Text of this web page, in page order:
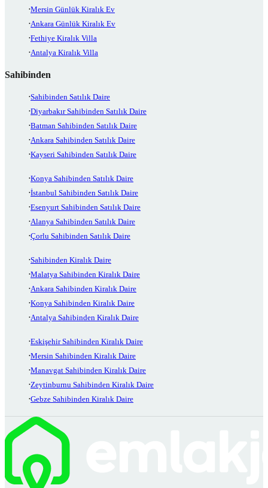
Mersin Günlük Kiralık Ev
Ankara Günlük Kiralık Ev
Fethiye Kiralık Villa
Antalya Kiralık Villa
Sahibinden
Sahibinden Satılık Daire
Diyarbakır Sahibinden Satılık Daire
Batman Sahibinden Satılık Daire
Ankara Sahibinden Satılık Daire
Kayseri Sahibinden Satılık Daire
Konya Sahibinden Satılık Daire
İstanbul Sahibinden Satılık Daire
Esenyurt Sahibinden Satılık Daire
Alanya Sahibinden Satılık Daire
Çorlu Sahibinden Satılık Daire
Sahibinden Kiralık Daire
Malatya Sahibinden Kiralık Daire
Ankara Sahibinden Kiralık Daire
Konya Sahibinden Kiralık Daire
Antalya Sahibinden Kiralık Daire
Eskişehir Sahibinden Kiralık Daire
Mersin Sahibinden Kiralık Daire
Manavgat Sahibinden Kiralık Daire
Zeytinburnu Sahibinden Kiralık Daire
Gebze Sahibinden Kiralık Daire